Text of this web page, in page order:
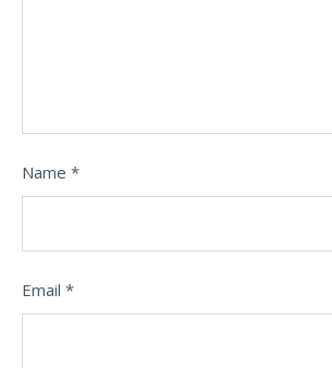
Name *
Email *